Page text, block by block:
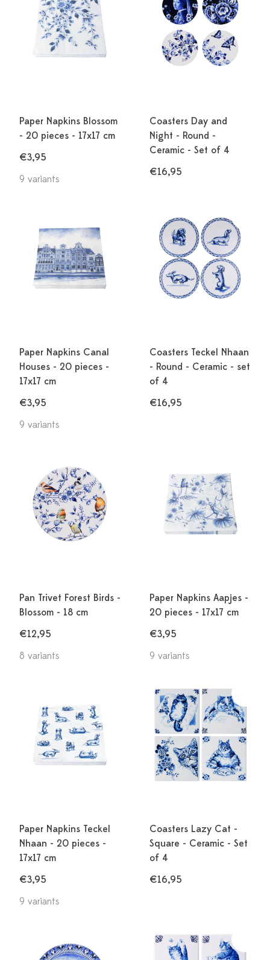
Paper Napkins Blossom
- 20 pieces - 17x17 cm
€3,95
9 variants
Coasters Day and
Night - Round -
Ceramic - Set of 4
€16,95
Paper Napkins Canal
Houses - 20 pieces -
17x17 cm
€3,95
9 variants
Coasters Teckel Nhaan
- Round - Ceramic - set
of 4
€16,95
Pan Trivet Forest Birds -
Blossom - 18 cm
€12,95
8 variants
Paper Napkins Aapjes -
20 pieces - 17x17 cm
€3,95
9 variants
Paper Napkins Teckel
Nhaan - 20 pieces -
17x17 cm
€3,95
9 variants
Coasters Lazy Cat -
Square - Ceramic - Set
of 4
€16,95